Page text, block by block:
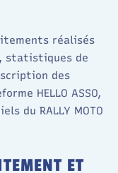
réalisés
statistiques de
des
HELLO ASSO,
du RALLY MOTO
ET